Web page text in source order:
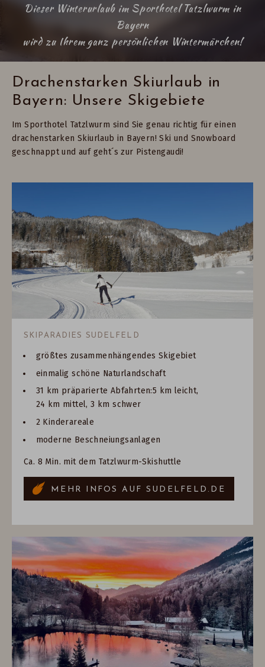
Dieser Winterurlaub im Sporthotel Tatzlwurm in
Bayern
wird zu Ihrem ganz persönlichen Wintermärchen!
Drachenstarken Skiurlaub in
Bayern: Unsere Skigebiete
Im Sporthotel Tatzlwurm sind Sie genau richtig für einen
drachenstarken Skiurlaub in Bayern! Ski und Snowboard
geschnappt und auf geht´s zur Pistengaudi!
SKIPARADIES SUDELFELD
größtes zusammenhängendes Skigebiet
einmalig schöne Naturlandschaft
31 km präparierte Abfahrten:5 km leicht,
24 km mittel, 3 km schwer
2 Kinderareale
moderne Beschneiungsanlagen
Ca. 8 Min. mit dem Tatzlwurm-Skishuttle
MEHR INFOS AUF SUDELFELD.DE